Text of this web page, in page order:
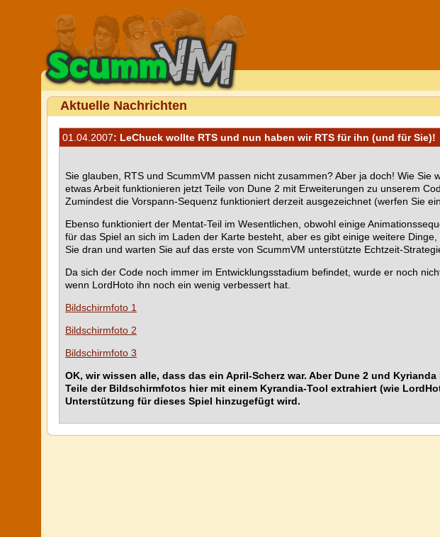
Aktuelle Nachrichten
01.04.2007: LeChuck wollte RTS und nun haben wir RTS für ihn (und für Sie)!
Sie glauben, RTS und ScummVM passen nicht zusammen? Aber ja doch! Wie
etwas Arbeit funktionieren jetzt Teile von Dune 2 mit Erweiterungen zu unserem
Zumindest die Vorspann-Sequenz funktioniert derzeit ausgezeichnet (werfen Sie
Ebenso funktioniert der Mentat-Teil im Wesentlichen, obwohl einige
für das Spiel an sich im Laden der Karte besteht, aber es gibt einige weitere
Sie dran und warten Sie auf das erste von ScummVM unterstützte Echtzeit-
Da sich der Code noch immer im Entwicklungsstadium befindet, wurde er noch
wenn LordHoto ihn noch ein wenig verbessert hat.
Bildschirmfoto 1
Bildschirmfoto 2
Bildschirmfoto 3
OK, wir wissen alle, dass das ein April-Scherz war. Aber Dune 2 und
Teile der Bildschirmfotos hier mit einem Kyrandia-Tool extrahiert (wie
Unterstützung für dieses Spiel hinzugefügt wird.